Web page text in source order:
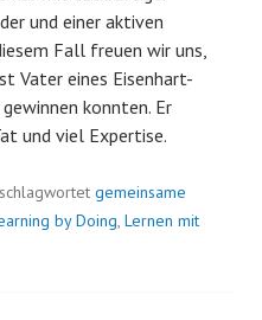
und einer aktiven
Fall freuen wir uns,
Vater eines Eisenhart-
konnten. Er
und viel Expertise.
gemeinsame
by Doing, Lernen mit